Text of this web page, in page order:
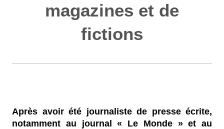
magazines et de
fictions
Après avoir été journaliste de presse écrite,
notamment au journal « Le Monde » et au